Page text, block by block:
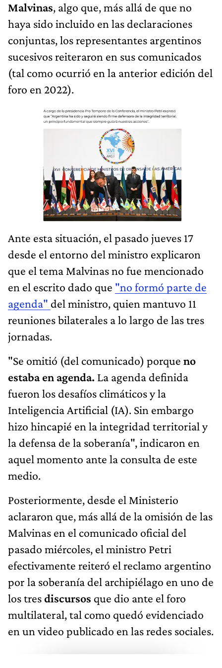
Malvinas, algo que, más allá de que no
haya sido incluido en las declaraciones
conjuntas, los representantes argentinos
sucesivos reiteraron en sus comunicados
(tal como ocurrió en la anterior edición del
foro en 2022).
Ante esta situación, el pasado jueves 17
desde el entorno del ministro explicaron
que el tema Malvinas no fue mencionado
en el escrito dado que "no formó parte de
agenda" del ministro, quien mantuvo 11
reuniones bilaterales a lo largo de las tres
jornadas.
"Se omitió (del comunicado) porque no
estaba en agenda. La agenda definida
fueron los desafíos climáticos y la
Inteligencia Artificial (IA). Sin embargo
hizo hincapié en la integridad territorial y
la defensa de la soberanía", indicaron en
aquel momento ante la consulta de este
medio.
Posteriormente, desde el Ministerio
aclararon que, más allá de la omisión de las
Malvinas en el comunicado oficial del
pasado miércoles, el ministro Petri
efectivamente reiteró el reclamo argentino
por la soberanía del archipiélago en uno de
los tresdiscursos que dio ante el foro
multilateral, tal como quedó evidenciado
en un video publicado en las redes sociales.